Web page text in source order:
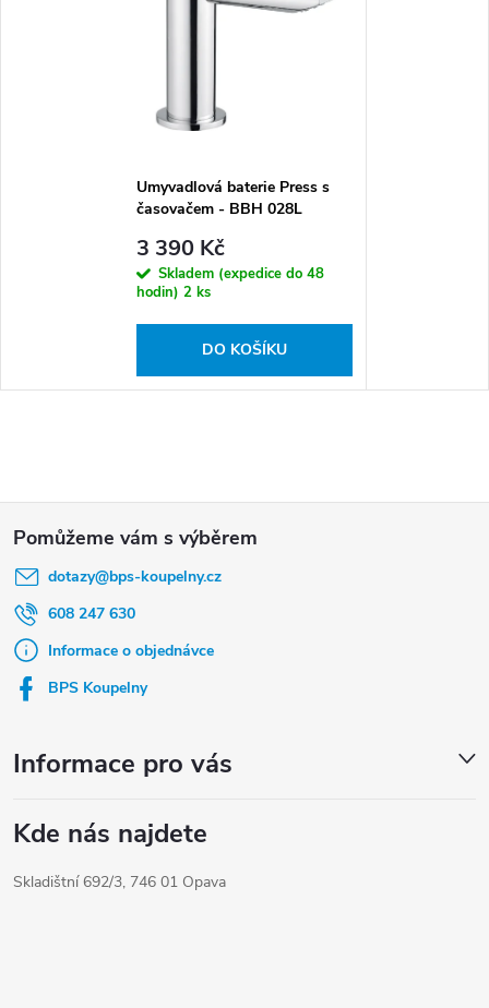
Umyvadlová baterie Press s
časovačem - BBH 028L
3 390 Kč
Skladem (expedice do 48
hodin) 2 ks
DO KOŠÍKU
dotazy@bps-koupelny.cz
608 247 630
Informace o objednávce
BPS Koupelny
Informace pro vás
Kde nás najdete
Skladištní 692/3, 746 01 Opava